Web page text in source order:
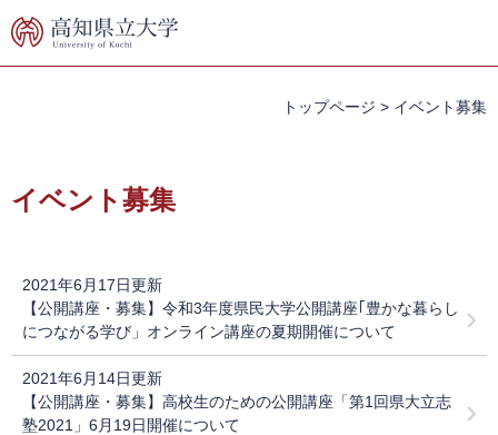
ー
ニ
て
トップページ > イベント募集
文
イベント募集
2021年6月17日更新
【公開講座・募集】令和3年度県民大学公開講座｢豊かな暮らし
につながる学び」オンライン講座の夏期開催について
2021年6月14日更新
【公開講座・募集】高校生のための公開講座「第1回県大立志
塾2021」6月19日開催について